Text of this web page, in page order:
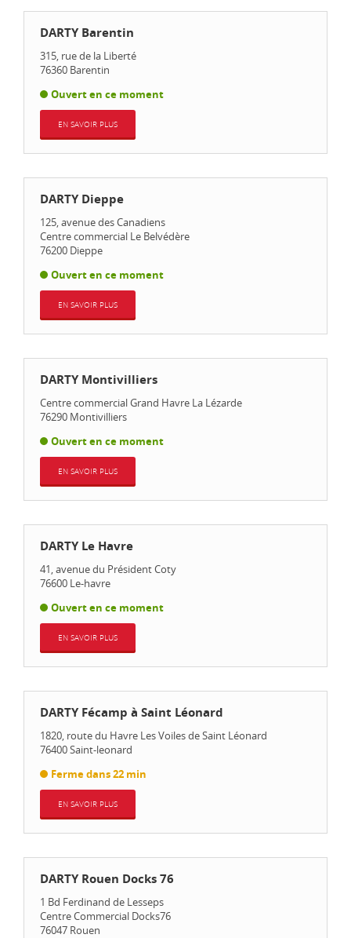
DARTY Barentin
315, rue de la Liberté
76360 Barentin
Ouvert en ce moment
EN SAVOIR PLUS
DARTY Dieppe
125, avenue des Canadiens
Centre commercial Le Belvédère
76200 Dieppe
Ouvert en ce moment
EN SAVOIR PLUS
DARTY Montivilliers
Centre commercial Grand Havre La Lézarde
76290 Montivilliers
Ouvert en ce moment
EN SAVOIR PLUS
DARTY Le Havre
41, avenue du Président Coty
76600 Le-havre
Ouvert en ce moment
EN SAVOIR PLUS
DARTY Fécamp à Saint Léonard
1820, route du Havre Les Voiles de Saint Léonard
76400Saint-leonard
Ferme dans 22 min
EN SAVOIR PLUS
DARTY Rouen Docks 76
1 Bd Ferdinand de Lesseps
Centre Commercial Docks76
76047 Rouen